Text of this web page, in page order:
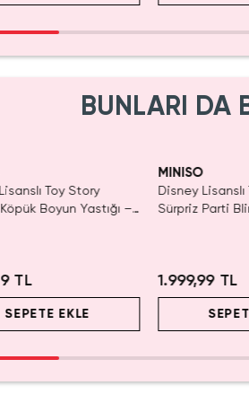
BUNLARI DA
Toy Story
Köpük Boyun Yastığı –
TL
SEPETE EKLE
MINISO
Disney
Sürpriz Parti
1.999,99 TL